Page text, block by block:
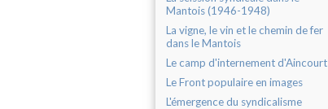
Mantois (1946-1948)
La vigne, le vin et le chemin de fer
dans le Mantois
Le camp d'internement d'Aincourt
Le Front populaire en images
L'émergence du syndicalisme